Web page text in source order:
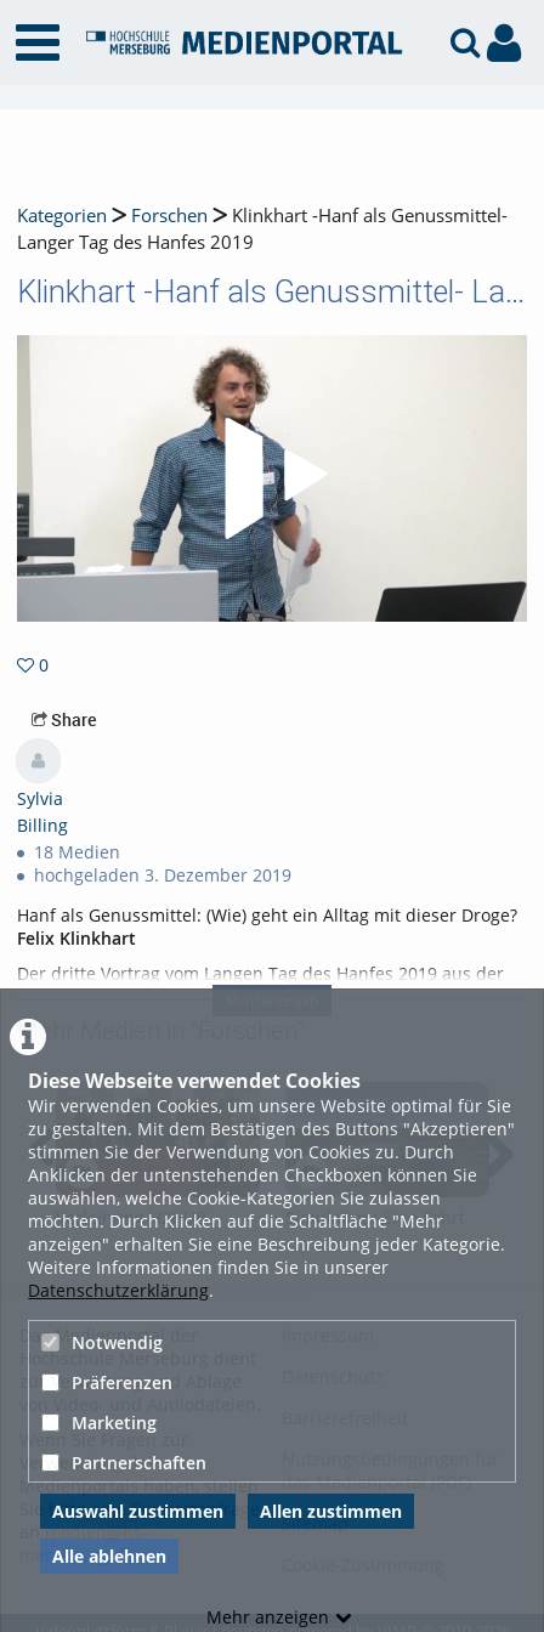
Diese Webseite verwendet Cookies
Wir verwenden Cookies, um unsere Website optimal für Sie
zu gestalten. Mit dem Bestätigen des Buttons "Akzeptieren"
stimmen Sie der Verwendung von Cookies zu. Durch
Anklicken der untenstehenden Checkboxen können Sie
auswählen, welche Cookie-Kategorien Sie zulassen
möchten. Durch Klicken auf die Schaltfläche "Mehr
anzeigen" erhalten Sie eine Beschreibung jeder Kategorie.
Weitere Informationen finden Sie in unserer
Datenschutzerklärung.
Notwendig
Präferenzen
Marketing
Partnerschaften
Auswahl zustimmen
Allen zustimmen
Alle ablehnen
Mehr anzeigen
Kategorien Forschen
Klinkhart -Hanf als Genussmittel-
Langer Tag des Hanfes 2019
Klinkhart -Hanf als Genussmittel- Langer Tag des Hanfes 2019
0
Share
Sylvia
Billing
18 Medien
hochgeladen 3. Dezember 2019
Hanf als Genussmittel: (Wie) geht ein Alltag mit dieser Droge?
Felix Klinkhart
Der dritte Vortrag vom Langen Tag des Hanfes 2019 aus der
Reihe"Hanf in im Alltag (Session 3)"
Anerkannte Weiterbildung (Ärztekammer Sachsen-Anhalt; 5
CME-Punkte)
www.hs-merseburg.de/tag-des-hanfesSamstag, 19.10.2019
Uhr Hochschule Merseburg
Eine Produktion im Projekt "Wissenschaftsfernsehen"
in den Künstlerischen Werkstätten, Bereich AV
Medienproduktion / Medienkompetenzzentrum
Realisierung:
Philipp Schüller
Melina Lindner
Lucas Knittel
Technische Leitung Tom Grabmann und Sylvia Billing
Leiter des MKZ: Kai Köhler-Terz
©Hochschule Merseburg 2019
Tags:
hochschule merseburg
cannabis
hanf
medizinalhanf
bioökologische wende
klimawandel
hanföl
Mehr Medien in "Forschen"
Verleihung H2HUB
Simulation: Eine Fahrt
mit der Seilbahn
Das Medienportal der
Hochschule Merseburg dient
zur Verwaltung und Ablage
Wenn Sie Fragen zur
Verwendung des
Medienportals haben, stellen
Sie bitte eine Supportanfrage
anmedien@hs-
merseburg.de.
das Medienportal (PDF)
Sitemap